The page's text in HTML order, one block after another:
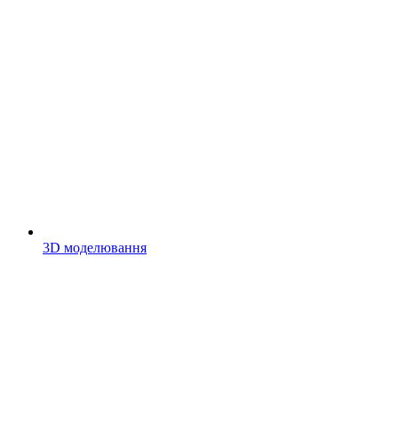
3D моделювання